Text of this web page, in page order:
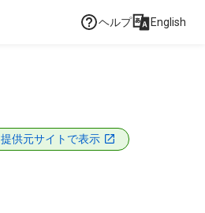
ヘルプ English
提供元サイトで表示